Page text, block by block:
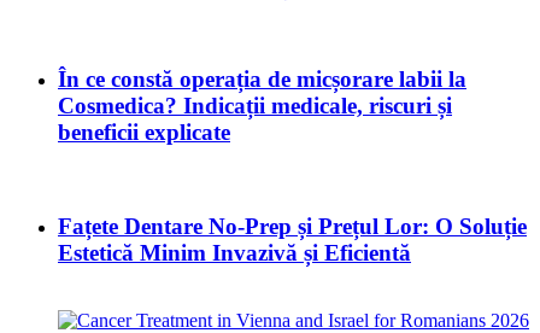
În ce constă operația de micșorare labii la
Cosmedica? Indicații medicale, riscuri și
beneficii explicate
Fațete Dentare No-Prep și Prețul Lor: O Soluție
Estetică Minim Invazivă și Eficientă